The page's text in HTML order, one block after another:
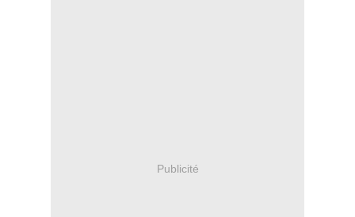
Publicité